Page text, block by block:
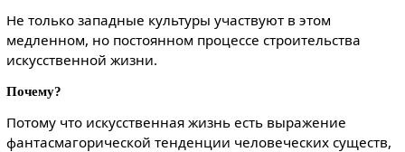
Не только западные культуры участвуют в этом
медленном, но постоянном процессе строительства
искусственной жизни.
Почему?
Потому что искусственная жизнь есть выражение
фантасмагорической тенденции человеческих существ,